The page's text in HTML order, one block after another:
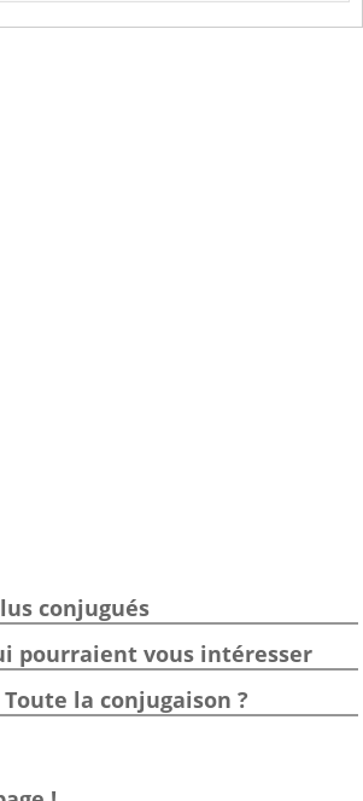
conjugués
pourraient vous intéresser
la conjugaison ?